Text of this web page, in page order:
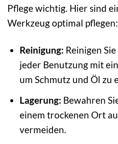
Pflege wichtig. Hier sind
Werkzeug optimal pflegen:
Reinigung: Reinigen
jeder Benutzung mit
um Schmutz und Öl zu
Lagerung: Bewahren
einem trockenen Ort
vermeiden.